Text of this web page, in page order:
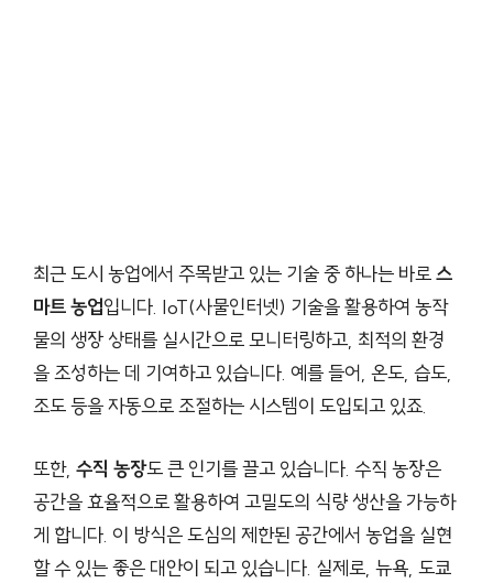
최근 도시 농업에서 주목받고 있는 기술 중 하나는 바로스
마트 농업입니다. IoT(사물인터넷) 기술을 활용하여 농작
물의 생장 상태를 실시간으로 모니터링하고, 최적의 환경
을 조성하는 데 기여하고 있습니다. 예를 들어, 온도, 습도,
조도 등을 자동으로 조절하는 시스템이 도입되고 있죠.
또한, 수직 농장도 큰 인기를 끌고 있습니다. 수직 농장은
공간을 효율적으로 활용하여 고밀도의 식량 생산을 가능하
게 합니다. 이 방식은 도심의 제한된 공간에서 농업을 실현
할 수 있는 좋은 대안이 되고 있습니다. 실제로, 뉴욕, 도쿄